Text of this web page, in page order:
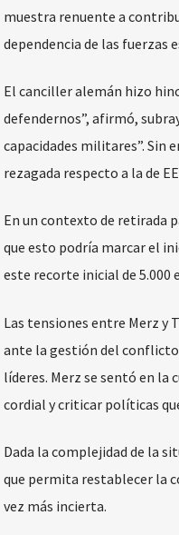
muestra renuente a
dependencia de las fuerzas
El canciller alemán hizo
defendernos”, afirmó,
capacidades militares”. Sin
rezagada respecto a la de
En un contexto de retirada
que esto podría marcar el
este recorte inicial de
Las tensiones entre Merz
ante la gestión del conflicto
líderes. Merz se sentó en la
cordial y criticar políticas
Dada la complejidad de la
que permita restablecer la
vez más incierta.